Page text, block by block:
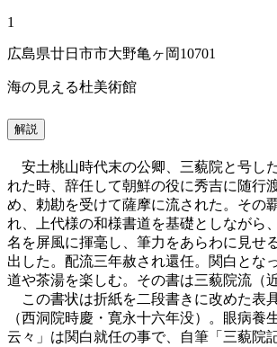
1
広島県廿日市市大野亀ヶ岡10701
海の見える杜美術館
解説
安土桃山時代末の公卿、三藐院と号し
れた時、辞任して朝鮮の役に秀吉に随行
め、勅勘を受けて薩摩に流された。その
れ、上代様の和様書道を基礎としながら
名を屏風に揮毫し、筆力をあらわに見せ
出した。配流三年赦され還任。関白とな
道や茶湯を楽しむ。その書は三藐院流（
この書状は折紙を二段書きに改めた表
（西洞院時慶・寛永十六年没）。眼病養
云々」は関白就任の事で、自筆「三藐院